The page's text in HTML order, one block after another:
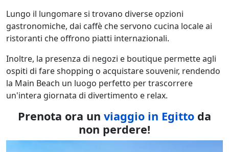
Lungo il lungomare si trovano diverse opzioni
gastronomiche, dai caffè che servono cucina locale ai
ristoranti che offrono piatti internazionali.
Inoltre, la presenza di negozi e boutique permette agli
ospiti di fare shopping o acquistare souvenir, rendendo
la Main Beach un luogo perfetto per trascorrere
un'intera giornata di divertimento e relax.
Prenota ora un viaggio in Egitto da
non perdere!